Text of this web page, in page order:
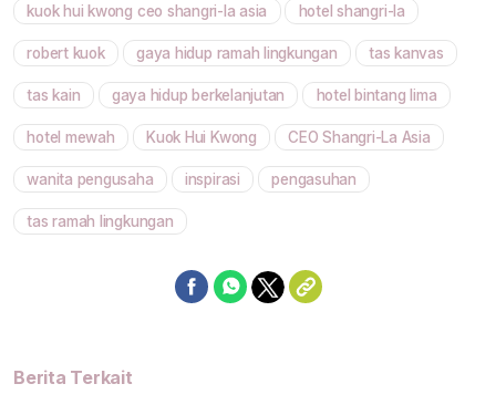
kuok hui kwong ceo shangri-la asia hotel shangri-la
robert kuok gaya hidup ramah lingkungan tas kanvas
tas kain gaya hidup berkelanjutan hotel bintang lima
hotel mewah Kuok Hui Kwong CEO Shangri-La Asia
wanita pengusaha inspirasi pengasuhan
tas ramah lingkungan
Berita Terkait